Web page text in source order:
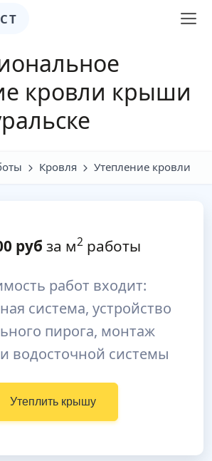
кровли крыши
Кровля Утепление кровли
руб за м2работы
работ входит:
система, устройство
пирога, монтаж
водосточной системы
Утеплить крышу